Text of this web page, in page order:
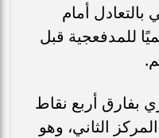
أمام
للمدفعجية قبل
بفارق أربع نقاط
الثاني، وهو